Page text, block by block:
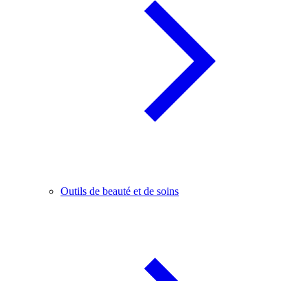
Outils de beauté et de soins